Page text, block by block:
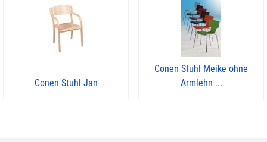
Conen Stuhl Jan
Conen Stuhl Meike ohne
Armlehn ...